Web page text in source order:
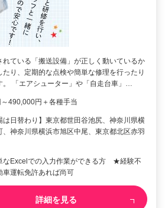
れている「搬送設備」が正しく動いているか
たり、定期的な点検や簡単な修理を行ったり
。 「エアシューター」や「自走台車」…
490,000円＋各種手当
は日替わり】東京都世田谷池尻、神奈川県横
、神奈川県横浜市旭区中尾、東京都北区赤羽
なExcelでの入力作業ができる方 ★経験不
運転免許あれば尚可
詳細を見る